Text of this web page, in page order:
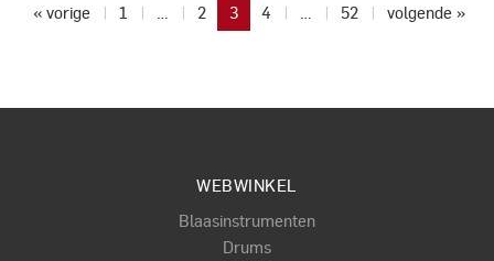
« vorige 1 … 2 3 4 … 52 volgende »
WEBWINKEL
Blaasinstrumenten
Drums